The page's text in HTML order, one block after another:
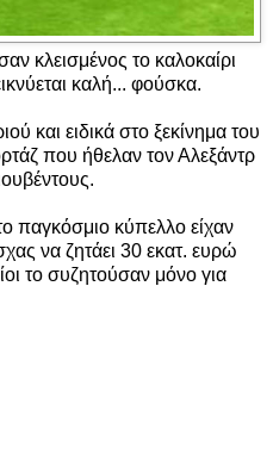
κλεισμένος το καλοκαίρι
καλή... φούσκα.
και ειδικά στο ξεκίνημα του
που ήθελαν τον Αλεξάντρ
παγκόσμιο κύπελλο είχαν
να ζητάει 30 εκατ. ευρώ
το συζητούσαν μόνο για